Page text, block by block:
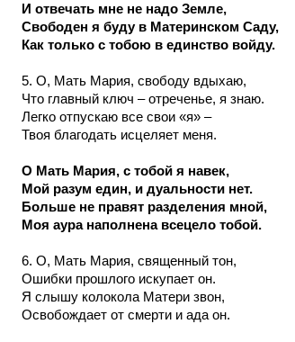
И отвечать мне не надо Земле,
Свободен я буду в Материнском Саду,
Как только с тобою в единство войду.
5. О, Мать Мария, свободу вдыхаю,
Что главный ключ – отреченье, я знаю.
Легко отпускаю все свои «я» –
Твоя благодать исцеляет меня.
О Мать Мария, с тобой я навек,
Мой разум един, и дуальности нет.
Больше не правят разделения мной,
Моя аура наполнена всецело тобой.
6. О, Мать Мария, священный тон,
Ошибки прошлого искупает он.
Я слышу колокола Матери звон,
Освобождает от смерти и ада он.